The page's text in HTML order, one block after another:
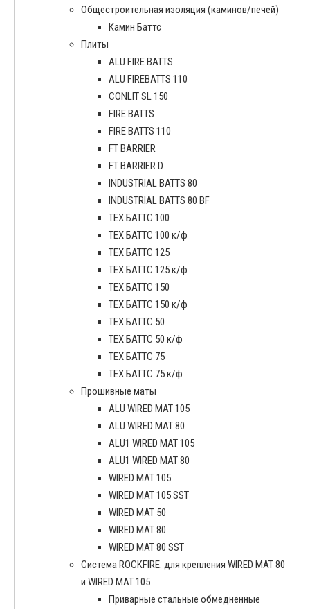
Общестроительная изоляция (каминов/печей)
Камин Баттс
Плиты
ALU FIRE BATTS
ALU FIREBATTS 110
CONLIT SL 150
FIRE BATTS
FIRE BATTS 110
FT BARRIER
FT BARRIER D
INDUSTRIAL BATTS 80
INDUSTRIAL BATTS 80 BF
ТЕХ БАТТС 100
ТЕХ БАТТС 100 к/ф
ТЕХ БАТТС 125
ТЕХ БАТТС 125 к/ф
ТЕХ БАТТС 150
ТЕХ БАТТС 150 к/ф
ТЕХ БАТТС 50
ТЕХ БАТТС 50 к/ф
ТЕХ БАТТС 75
ТЕХ БАТТС 75 к/ф
Прошивные маты
ALU WIRED MAT 105
ALU WIRED MAT 80
ALU1 WIRED MAT 105
ALU1 WIRED MAT 80
WIRED MAT 105
WIRED MAT 105 SST
WIRED MAT 50
WIRED MAT 80
WIRED MAT 80 SST
Система ROCKFIRE: для крепления WIRED MAT 80
и WIRED MAT 105
Приварные стальные обмедненные